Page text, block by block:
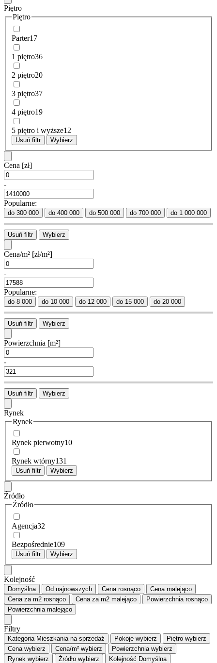
Piętro
Piętro
Parter17
1 piętro36
2 piętro20
3 piętro37
4 piętro19
5 piętro i wyższe12
Usuń filtr Wybierz
Cena [zł]
-
Popularne:
do 300 000 do 400 000 do 500 000 do 700 000 do 1 000 000
Usuń filtr Wybierz
Cena/m² [zł/m²]
-
Popularne:
do 8 000 do 10 000 do 12 000 do 15 000 do 20 000
Usuń filtr Wybierz
Powierzchnia [m²]
-
Usuń filtr Wybierz
Rynek
Rynek
Rynek pierwotny10
Rynek wtórny131
Usuń filtr Wybierz
Źródło
Źródło
Agencja32
Bezpośrednie109
Usuń filtr Wybierz
Kolejność
Domyślna Od najnowszych Cena rosnąco Cena malejąco
Cena za m2 rosnąco Cena za m2 malejąco Powierzchnia rosnąco
Powierzchnia malejąco
Filtry
Kategoria Mieszkania na sprzedaż Pokoje wybierz Piętro wybierz
Cena wybierz Cena/m² wybierz Powierzchnia wybierz
Rynek wybierz Źródło wybierz Kolejność Domyślna